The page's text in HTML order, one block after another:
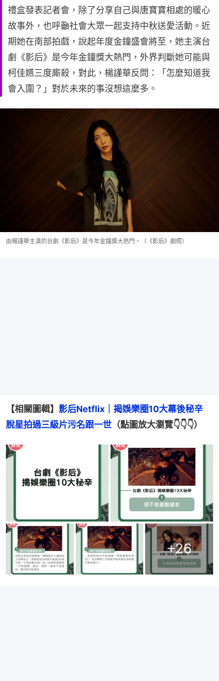
禮盒發表記者會，除了分享自己與唐寶寶相處的暖心
故事外，也呼籲社會大眾一起支持中秋送愛活動。近
期她在南部拍戲，說起年度金鐘盛會將至，她主演台
劇《影后》是今年金鐘獎大熱門，外界判斷她可能與
柯佳嬿三度廝殺，對此，楊謹華反問：「怎麼知道我
會入圍？」對於未來的事沒想這麼多。
由楊謹華主演的台劇《影后》是今年金鐘獎大熱門。（《影后》劇照）
【相關圖輯】 影后Netflix｜揭娛樂圈10大幕後秘辛
脫星拍過三級片污名跟一世 （點圖放大瀏覽👇👇👇）
+26